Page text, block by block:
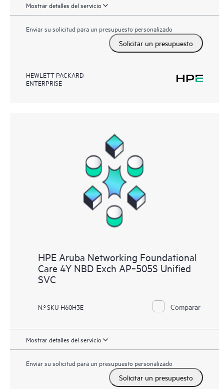
Mostrar detalles del servicio
Enviar su solicitud para un presupuesto personalizado
Solicitar un presupuesto
HEWLETT PACKARD
ENTERPRISE
HPE Aruba Networking Foundational
Care 4Y NBD Exch AP‑505S Unified
SVC
N.º SKU H60H3E Comparar
Mostrar detalles del servicio
Enviar su solicitud para un presupuesto personalizado
Solicitar un presupuesto